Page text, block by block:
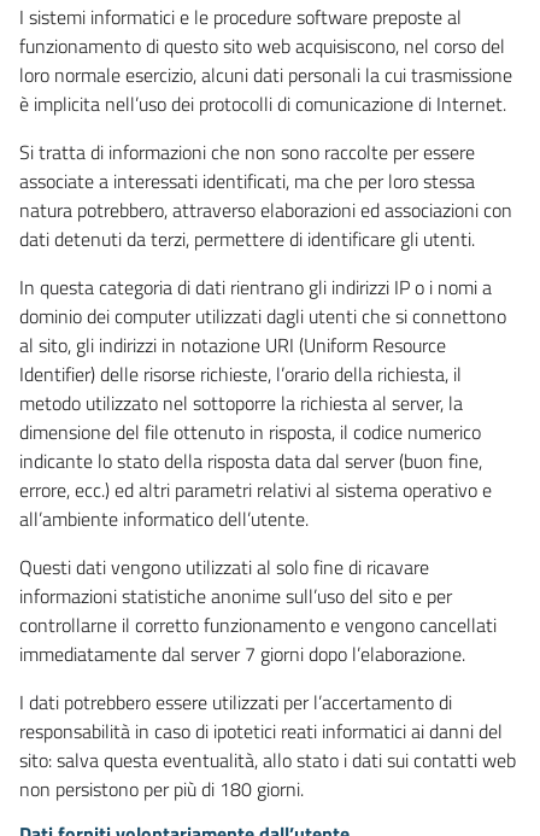
I sistemi informatici e le procedure software preposte al
funzionamento di questo sito web acquisiscono, nel corso del
loro normale esercizio, alcuni dati personali la cui trasmissione
è implicita nell’uso dei protocolli di comunicazione di Internet.
Si tratta di informazioni che non sono raccolte per essere
associate a interessati identificati, ma che per loro stessa
natura potrebbero, attraverso elaborazioni ed associazioni con
dati detenuti da terzi, permettere di identificare gli utenti.
In questa categoria di dati rientrano gli indirizzi IP o i nomi a
dominio dei computer utilizzati dagli utenti che si connettono
al sito, gli indirizzi in notazione URI (Uniform Resource
Identifier) delle risorse richieste, l’orario della richiesta, il
metodo utilizzato nel sottoporre la richiesta al server, la
dimensione del file ottenuto in risposta, il codice numerico
indicante lo stato della risposta data dal server (buon fine,
errore, ecc.) ed altri parametri relativi al sistema operativo e
all’ambiente informatico dell’utente.
Questi dati vengono utilizzati al solo fine di ricavare
informazioni statistiche anonime sull’uso del sito e per
controllarne il corretto funzionamento e vengono cancellati
immediatamente dal server 7 giorni dopo l’elaborazione.
I dati potrebbero essere utilizzati per l’accertamento di
responsabilità in caso di ipotetici reati informatici ai danni del
sito: salva questa eventualità, allo stato i dati sui contatti web
non persistono per più di 180 giorni.